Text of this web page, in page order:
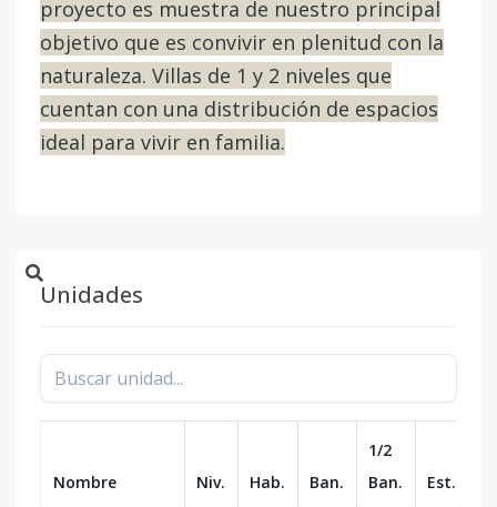
proyecto es muestra de nuestro principal
objetivo que es convivir en plenitud con la
naturaleza. Villas de 1 y 2 niveles que
cuentan con una distribución de espacios
ideal para vivir en familia.
Unidades
Nombre Niv. Hab. Ban.
1/2
Ban.
Est.